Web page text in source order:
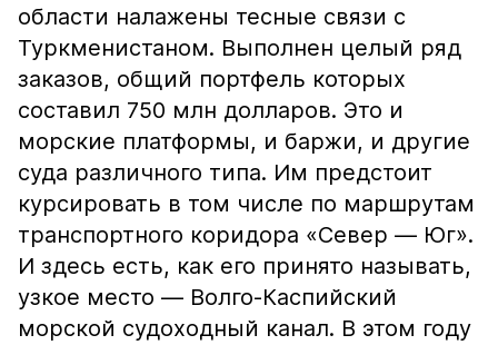
области налажены тесные связи с
Туркменистаном. Выполнен целый ряд
заказов, общий портфель которых
составил 750 млн долларов. Это и
морские платформы, и баржи, и другие
суда различного типа. Им предстоит
курсировать в том числе по маршрутам
транспортного коридора «Север — Юг».
И здесь есть, как его принято называть,
узкое место — Волго-Каспийский
морской судоходный канал. В этом году